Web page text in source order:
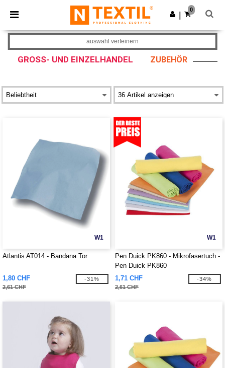
× Ntextil App
Bessere Preise in der App!
App holen
0
GROSS- UND EINZELHANDEL ZUBEHÖR
auswahl verfeinern
W1
Atlantis AT014 - Bandana Tor
1,80 CHF
2,61 CHF
-31%
W1
Pen Duick PK860 - Mikrofasertuch -
Pen Duick PK860
1,71 CHF
2,61 CHF
-34%